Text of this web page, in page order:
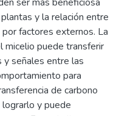
y la relación entre
factores externos. La
micelio puede transferir
y señales entre las
para
de carbono
y puede